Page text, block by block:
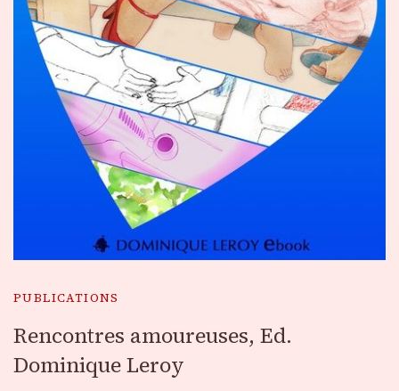
PUBLICATIONS
Rencontres amoureuses, Ed.
Dominique Leroy